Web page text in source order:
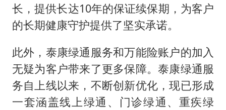
长，提供长达10年的保证续保期，为客户
的长期健康守护提供了坚实承诺。
此外，泰康绿通服务和万能险账户的加入
无疑为客户带来了更多保障。泰康绿通服
务自上线以来，不断创新优化，现已形成
一套涵盖线上绿通、门诊绿通、重疾绿